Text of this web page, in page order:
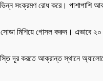
সংক্রমণ রোধ করে। পাশাপাশি
মিশিয়ে গোসল করুন। এভাবে ২০
দূর করতে আক্রান্ত স্থানে